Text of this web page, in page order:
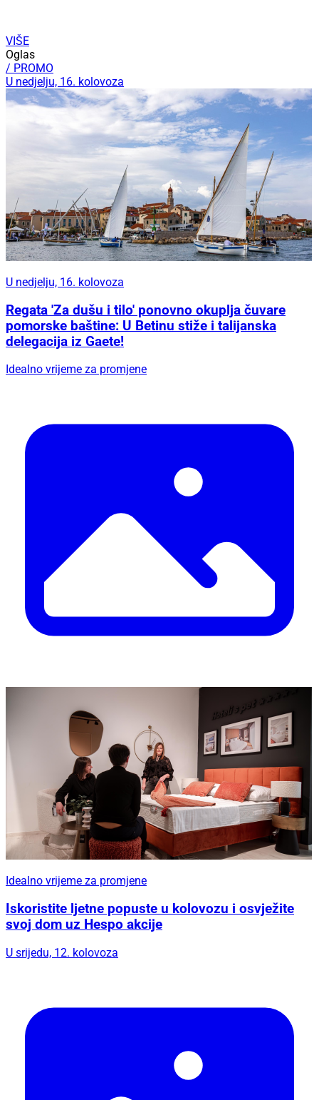
VIŠE
Oglas
/ PROMO
U nedjelju, 16. kolovoza
U nedjelju, 16. kolovoza
Regata 'Za dušu i tilo' ponovno okuplja čuvare
pomorske baštine: U Betinu stiže i talijanska
delegacija iz Gaete!
Idealno vrijeme za promjene
Idealno vrijeme za promjene
Iskoristite ljetne popuste u kolovozu i osvježite
svoj dom uz Hespo akcije
U srijedu, 12. kolovoza